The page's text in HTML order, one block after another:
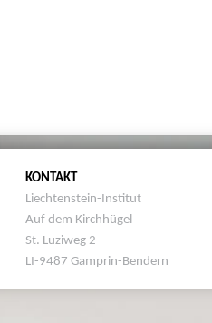
KONTAKT
Liechtenstein-Institut
Auf dem Kirchhügel
St. Luziweg 2
LI-9487 Gamprin-Bendern